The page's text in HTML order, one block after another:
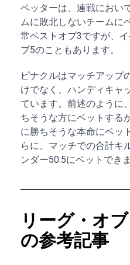
ベッターは、連戦におい
ムに敗北しないチームに
常ベストオブ3ですが、
ブ5のこともあります。
ピナクルはマッチアップ
けでなく、ハンディキャ
ています。前述のように
ちそうな方にベットする
に勝ちそうな本命にベッ
らに、マッチでの合計キ
ンダー50.5にベットできま
リーグ・オ
の参考記事